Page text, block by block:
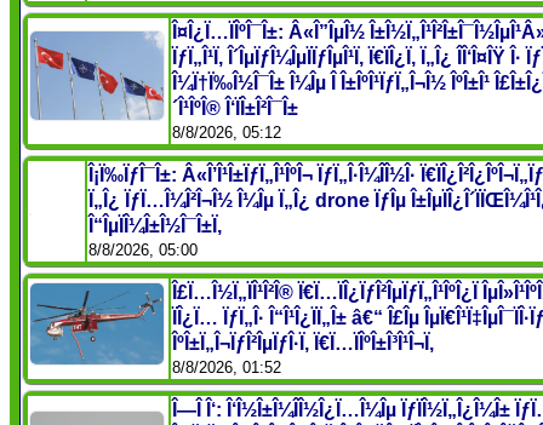
Î¤Î¿Ï…ÏÎºÎ¯Î±: Â«Î”ÎµÎ½
ÏƒÏ„Î¹Ï‚ Î´ÎµÏƒÎ¼ÎµÏÏƒÎµÎ¹Ï‚ Ï€ÏÎ¿Ï‚ Ï„Î¿ ÎÎ‘Î¤ÎŸ Î·
Î¼Ï†Ï‰Î½Î¯Î± Î¼Îµ Î Î±ÎºÎ¹ÏƒÏ„Î¬Î½ ÎºÎ±Î¹
´Î¹ÎºÎ® Î‘ÏÎ±Î²Î¯Î±
8/8/2026, 05:12
Î¡Ï‰ÏƒÎ¯Î±: Â«Î’Î¹Î±ÏƒÏ„Î¹ÎºÎ¬ ÏƒÏ„Î·Î¼Î­Î½Î·
Ï„Î¿ ÏƒÏ…Î¼Î²Î¬Î½ Î¼Îµ Ï„Î¿ drone ÏƒÎµ
Î“ÎµÏÎ¼Î±Î½Î¯Î±Ï‚
8/8/2026, 05:00
Î£Ï…Î½Ï„ÏÎ¹Î²Î® Ï€Ï…ÏÎ¿ÏƒÎ²ÎµÏƒÏ„Î¹ÎºÎ¿Ï
ÏÎ¿Ï… ÏƒÏ„Î· Î“Î¹Î¿ÏÏ„Î± â€“ Î£Îµ
ÎºÎ±Ï„Î¬ÏƒÎ²ÎµÏƒÎ·Ï‚ Ï€Ï…ÏÎºÎ±Î³Î¹Î¬Ï‚
8/8/2026, 01:52
Î—Î Î‘: Î‘Î½Î±Î¼Î­Î½Î¿Ï…Î¼Îµ ÏƒÏÎ½Ï„Î¿Î¼Î±